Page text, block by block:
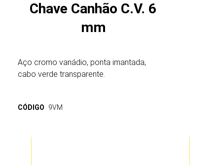
Chave Canhão C.V. 6
mm
Aço cromo vanádio, ponta imantada,
cabo verde transparente.
CÓDIGO 9VM